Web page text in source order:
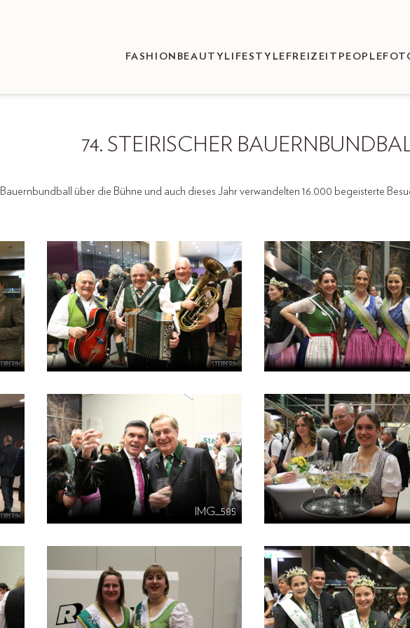
FASHION BEAUTY LIFESTYLE FREIZEIT PEOPLE
74. STEIRISCHER
über die Bühne und auch dieses Jahr verwandelten 16.000 begeisterte
IMG_585